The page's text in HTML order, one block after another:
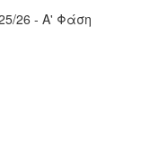
26 - Α' Φάση